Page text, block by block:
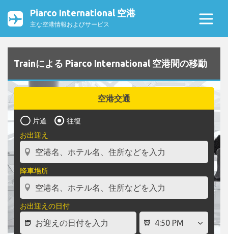
Piarco International 空港
主な空港情報およびサービス
Trainによる Piarco International 空港間の移動
空港交通
片道
往復
お出迎え
降車場所
お出迎えの日付